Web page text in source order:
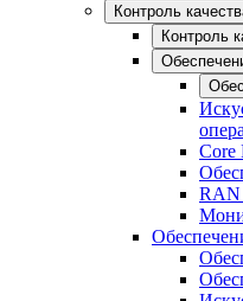
Контроль
Контроль
Core
RAN